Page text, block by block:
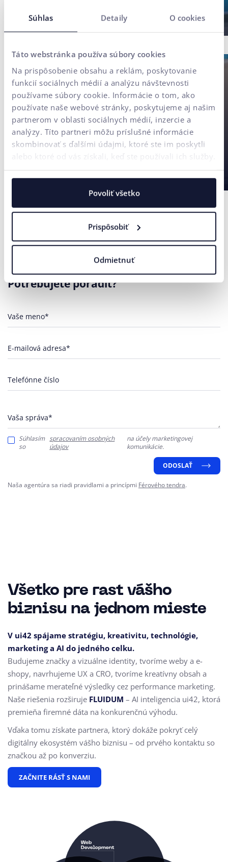
Súhlas Detaily O cookies
Táto webstránka používa súbory cookies
Na prispôsobenie obsahu a reklám, poskytovanie
funkcií sociálnych médií a analýzu návštevnosti
používame súbory cookie. Informácie o tom, ako
používate naše webové stránky, poskytujeme aj našim
partnerom v oblasti sociálnych médií, inzercie a
analýzy. Títo partneri môžu príslušné informácie
skombinovať s ďalšími údajmi, ktoré ste im poskytli
alebo ktoré od vás získali, keď ste používali ich služby.
Povoliť všetko
Prispôsobiť
Odmietnuť
používateľskom
Potrebujete poradiť?
Vaše meno*
E-mailová adresa*
Telefónne číslo
Vaša správa*
Súhlasím
so
spracovaním osobných
údajov
na účely marketingovej
komunikácie.
ODOSLAŤ
Naša agentúra sa riadi pravidlami a princípmi Férového tendra.
Všetko pre rast vášho
biznisu na jednom mieste
V ui42 spájame stratégiu, kreativitu, technológie,
marketing a AI do jedného celku.
Budujeme značky a vizuálne identity, tvoríme weby a e-
shopy, navrhujeme UX a CRO, tvoríme kreatívny obsah a
prinášame merateľné výsledky cez performance marketing.
Naše riešenia rozširuje FLUIDUM – AI inteligencia ui42, ktorá
premieňa firemné dáta na konkurenčnú výhodu.
Vďaka tomu získate partnera, ktorý dokáže pokryť celý
digitálny ekosystém vášho biznisu – od prvého kontaktu so
značkou až po konverziu.
ZAČNITE RÁSŤ S NAMI